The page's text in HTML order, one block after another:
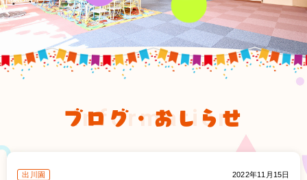
ブログ・おしらせ
information
出川園 2022年11月15日